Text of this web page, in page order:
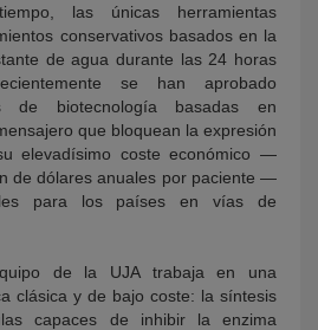
las únicas herramientas
conservativos basados en la
de agua durante las 24 horas
se han aprobado
de biotecnología basadas en
que bloquean la expresión
elevadísimo coste económico —
de dólares anuales por paciente —
para los países en vías de
de la UJA trabaja en una
clásica y de bajo coste: la síntesis
capaces de inhibir la enzima